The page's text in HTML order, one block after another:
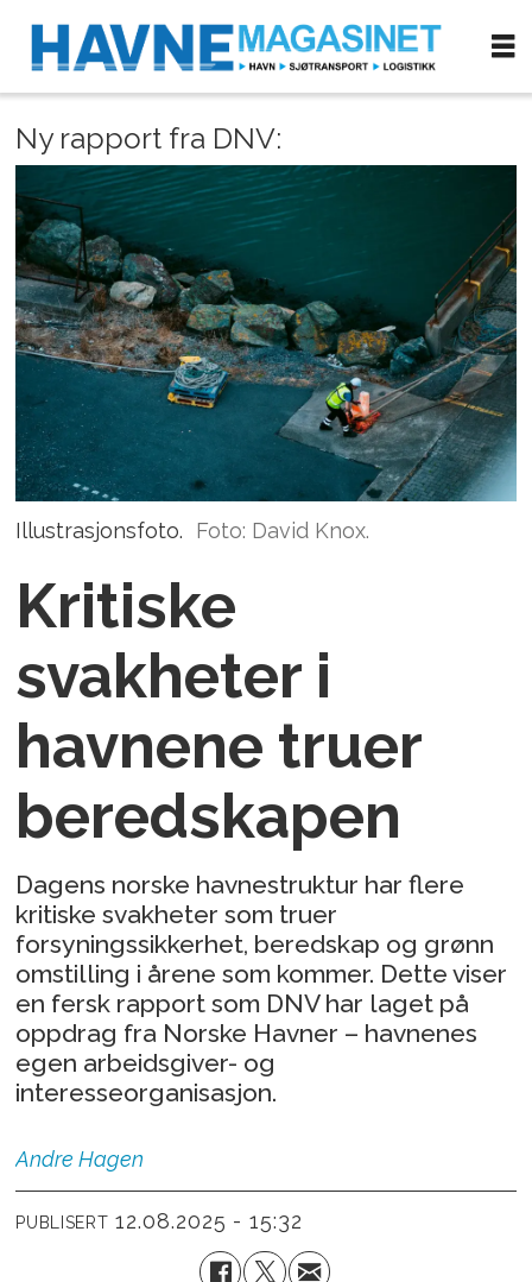
Ny rapport fra DNV:
Illustrasjonsfoto. Foto: David Knox.
Kritiske
svakheter i
havnene truer
beredskapen
Dagens norske havnestruktur har flere
kritiske svakheter som truer
forsyningssikkerhet, beredskap og grønn
omstilling i årene som kommer. Dette viser
en fersk rapport som DNV har laget på
oppdrag fra Norske Havner – havnenes
egen arbeidsgiver- og
interesseorganisasjon.
Andre Hagen
PUBLISERT 12.08.2025 - 15:32